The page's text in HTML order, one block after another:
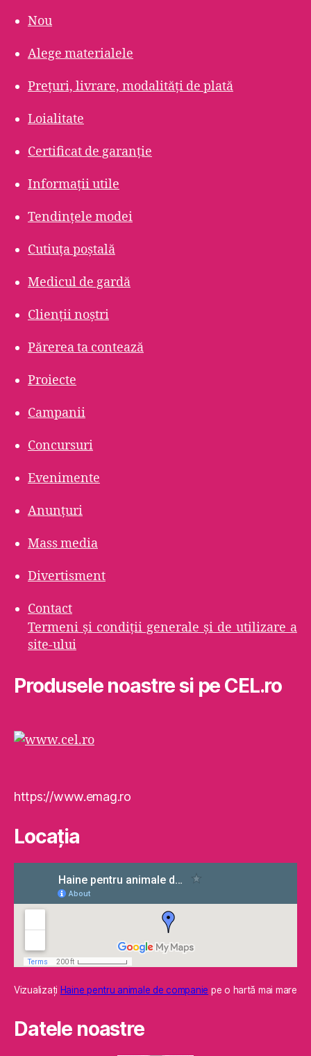
Nou
Alege materialele
Prețuri, livrare, modalități de plată
Loialitate
Certificat de garanție
Informații utile
Tendințele modei
Cutiuța poștală
Medicul de gardă
Clienții noștri
Părerea ta contează
Proiecte
Campanii
Concursuri
Evenimente
Anunțuri
Mass media
Divertisment
Contact
Termeni şi condiţii generale şi de utilizare a
site-ului
Produsele noastre si pe CEL.ro
https://www.emag.ro
Locaţia
Vizualizaţi Haine pentru animale de companie pe o hartă mai mare
Datele noastre